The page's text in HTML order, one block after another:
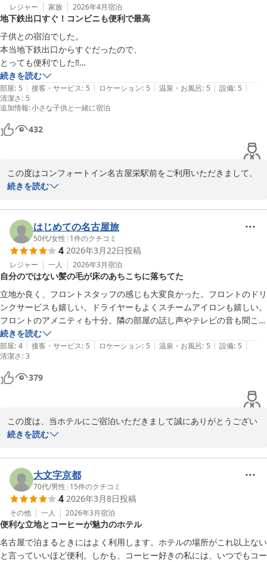
レジャー 家族 2026年4月宿泊
地下鉄出口すぐ！コンビニも便利で最高
子供との宿泊でした。
本当地下鉄出口からすぐだったので、
とっても便利でした‼︎
しかも下にはコンビニ‼︎
荷物配送用の段ボールも販売してくれるので
増えた荷物も手間なく配送してもらえて、
最高でした‼︎
名古屋行くならまた絶対コチラを利用させてもらいます‼︎
続きを読む
部屋: 5 | 接客・サービス: 5 | ロケーション: 5 | 温泉・お風呂: 5 | 設備: 5 |
清潔さ: 5
追加情報:小さな子供と一緒に宿泊
432
この度はコンフォートイン名古屋栄駅前をご利用いただきまして、
誠にありがとうございます。
当ホテルは名古屋市営地下鉄東山線、名城線「栄」駅２番出口から
徒歩1分の場所にあり、観光やビジネスにも便利な立地にございま
す。
快適にお過ごしいただけた様子がうかがえ、大変嬉しく存じます。
これからもお客様の言葉に慢心することなく、快適な施設の維持と
接客サービスの向上に努めて参ります。
お客様のまたのご来館を、スタッフ一同お待ち申し上げておりま
す。
コンフォートイン名古屋栄駅前
続きを読む
はじめての名古屋旅
50代/女性 | 1件のクチコミ
4 2026年3月22日投稿
レジャー 一人 2026年3月宿泊
自分のではない髪の毛が床のあちこちに落ちてた
立地か良く、フロントスタッフの感じも大変良かった。フロントのドリ
ンクサービスも嬉しい。ドライヤーもよくスチームアイロンも嬉しい。
フロントのアメニティも十分。隣の部屋の話し声やテレビの音も聞こえ
なかった。
水回りも見たところ綺麗。ドアノブもベタついてない。でもTVリモコ
ンはホコリが付いてるうえベタベタだったので除菌シートで自分で拭い
た。
とても嫌だったのは自分のとは明らかに長さも色も違う髪の毛が床に結
あちこちあったし、入った時からテーブルやポットの上に小さな埃があ
ったので、清掃時に掃除機をあまり使わない施設なのかなと感じた。
続きを読む
部屋: 4 | 接客・サービス: 5 | ロケーション: 5 | 温泉・お風呂: 5 | 設備: 5 |
清潔さ: 3
379
この度は、当ホテルにご宿泊いただきまして誠にありがとうござい
ます。
スタッフの対応や、当ホテルのサービス等につきましてお褒めの言
葉を頂戴することができ、大変嬉しく拝読いたしました。
しかしながら、お部屋の床に髪の毛が複数落ちていたことを始め、
多数の清掃不備があり、お客様には不快な思いをお掛けしましたこ
と、深くお詫び申し上げます。
最も基本であるべきお部屋の清潔さにおいて、このようなご指摘を
いただいてしまいましたこと、重く受け止めております。
続きを読む
大文字京都
70代/男性 | 15件のクチコミ
4 2026年3月8日投稿
その他 一人 2026年3月宿泊
便利な立地とコーヒーが魅力のホテル
名古屋で泊まるときにはよく利用します。ホテルの場所がこれ以上ない
と言っていいほど便利。しかも、コーヒー好きの私には、いつでもコー